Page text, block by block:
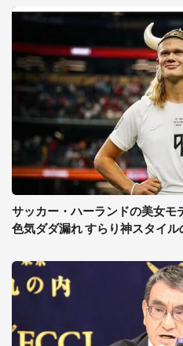
サッカー・ハーランドの美女モ
色気ダダ漏れ すらり神スタイル